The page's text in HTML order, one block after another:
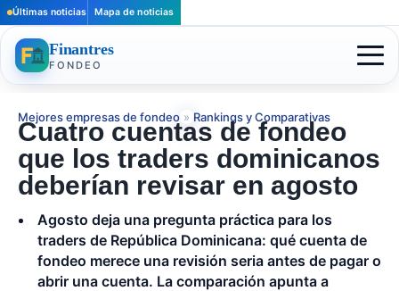
Últimas noticias Mapa de noticias
Finantres
FONDEO
Mejores empresas de fondeo » Rankings y Comparativas
Cuatro cuentas de fondeo
que los traders dominicanos
deberían revisar en agosto
Agosto deja una pregunta práctica para los
traders de República Dominicana: qué cuenta de
fondeo merece una revisión seria antes de pagar o
abrir una cuenta. La comparación apunta a